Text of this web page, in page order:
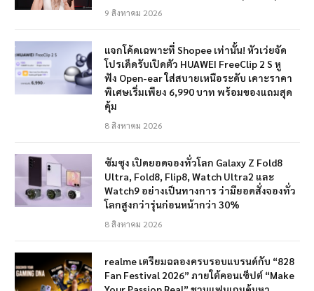
9 สิงหาคม 2026
แจกโค้ดเฉพาะที่ Shopee เท่านั้น! หัวเว่ยจัด
โปรเด็ดรับเปิดตัว HUAWEI FreeClip 2 S หู
ฟัง Open-ear ใส่สบายเหนือระดับ เคาะราคา
พิเศษเริ่มเพียง 6,990 บาท พร้อมของแถมสุด
คุ้ม
8 สิงหาคม 2026
ซัมซุง เปิดยอดจองทั่วโลก Galaxy Z Fold8
Ultra, Fold8, Flip8, Watch Ultra2 และ
Watch9 อย่างเป็นทางการ ว่ามียอดสั่งจองทั่ว
โลกสูงกว่ารุ่นก่อนหน้ากว่า 30%
8 สิงหาคม 2026
realme เตรียมฉลองครบรอบแบรนด์กับ “828
Fan Festival 2026” ภายใต้คอนเซ็ปต์ “Make